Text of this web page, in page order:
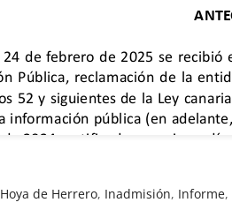
Hoya de Herrero, Inadmisión, Informe,